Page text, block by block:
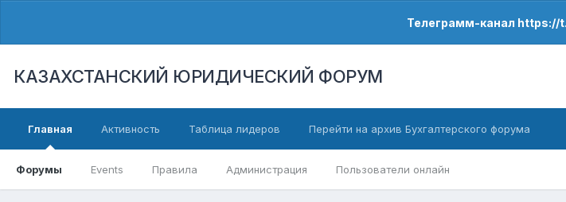
Телеграмм-канал https://
КАЗАХСТАНСКИЙ ЮРИДИЧЕСКИЙ ФОРУМ
Главная
Форумы Events Правила Администрация Пользователи онлайн
Активность Таблица лидеров Перейти на архив Бухгалтерского форума